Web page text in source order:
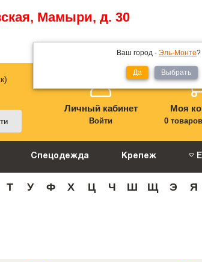
Мамыри, д. 30
Ваш город - Эль-Монте?
Да Выбрать
Личный кабинет
Войти
Моя
0 товаров
Спецодежда Крепеж
Т У Ф Х Ц Ч Ш Щ Э Я